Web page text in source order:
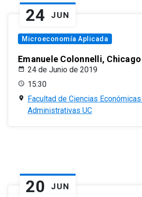
24 JUN
Microeconomía Aplicada
Emanuele Colonnelli,
24 de Junio de 2019
15:30
Facultad de Ciencias
Administrativas UC
20 JUN